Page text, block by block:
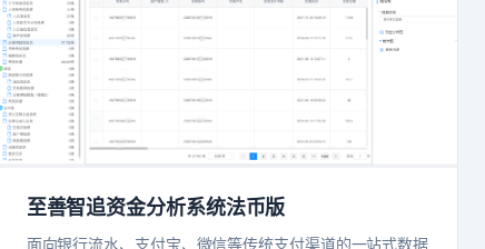
至善智追资金分析系统法币版
面向银行流水、支付宝、微信等传统支付渠道的一站式数据